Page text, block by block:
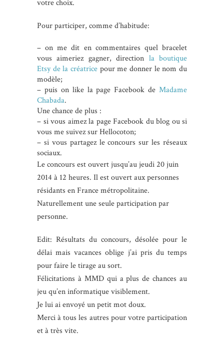
votre choix.
Pour participer, comme d’habitude:
– on me dit en commentaires quel bracelet
vous aimeriez gagner, direction la boutique
Etsy de la créatrice pour me donner le nom du
modèle;
– puis on like la page Facebook de Madame
Chabada.
Une chance de plus :
– si vous aimez la page Facebook du blog ou si
vous me suivez sur Hellocoton;
– si vous partagez le concours sur les réseaux
sociaux.
Le concours est ouvert jusqu’au jeudi 20 juin
2014 à 12 heures. Il est ouvert aux personnes
résidants en France métropolitaine.
Naturellement une seule participation par
personne.
Edit: Résultats du concours, désolée pour le
délai mais vacances oblige j’ai pris du temps
pour faire le tirage au sort.
Félicitations à MMD qui a plus de chances au
jeu qu’en informatique visiblement.
Je lui ai envoyé un petit mot doux.
Merci à tous les autres pour votre participation
et à très vite.